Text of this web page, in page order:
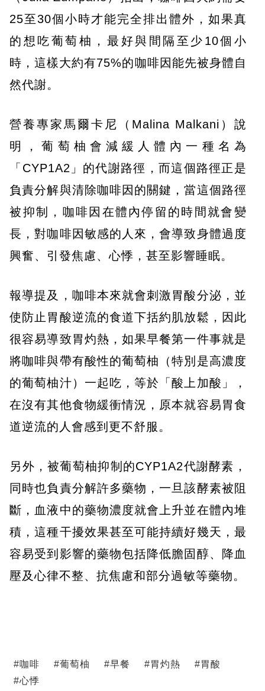
25至30個小時才能完全排出體外，如果真
的想吃葡萄柚，最好與間隔至少10個小
時，這樣大約有75%的咖啡因能先被身體自
然代謝。
營養專家馬爾卡尼（Malina Malkani）說
明，葡萄柚會減緩人體內一種名為
「CYP1A2」的代謝路徑，而這個路徑正是
負責分解與清除咖啡因的關鍵，當這個路徑
被抑制，咖啡因在體內停留的時間就會變
長，對咖啡因敏感的人來，會導致身體過度
興奮、引發焦慮、心悸，甚至影響睡眠。
報導提及，咖啡本來就會刺激胃酸分泌，並
使防止胃酸逆流的食道下括約肌放鬆，因此
很容易導致胃灼熱，如果早餐第一件事就是
將咖啡與帶有酸性的葡萄柚（特別是高濃度
的葡萄柚汁）一起吃，等於「酸上加酸」，
在沒有其他食物緩衝情況，原本就容易胃食
道逆流的人會感到更不舒服。
另外，被葡萄柚抑制的CYP1A2代謝酵素，
同時也負責分解許多藥物，一旦該酵素被阻
斷，血液中的藥物濃度就會上升並在體內堆
積，這種干擾效果甚至可能持續好幾天，最
容易受到影響的藥物包括降低膽固醇、降血
壓及心律不整、抗焦慮和部分過敏等藥物。
#咖啡 #葡萄柚 #早餐 #胃灼熱 #胃酸
#心悸